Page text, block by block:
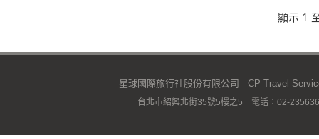
顯示 1
星球國際旅行社股份有限公司 CP Travel
台北市紹興北街35號5樓之5 電話：02-